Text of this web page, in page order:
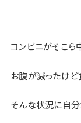
コンビニがそこら
お腹が減ったけど
そんな状況に自分